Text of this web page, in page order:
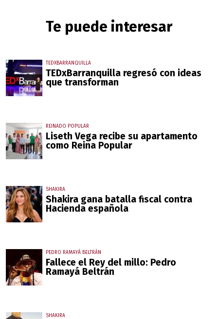
Te puede interesar
TEDXBARRANQUILLA
TEDxBarranquilla regresó con ideas
que transforman
REINADO POPULAR
Liseth Vega recibe su apartamento
como Reina Popular
SHAKIRA
Shakira gana batalla fiscal contra
Hacienda española
PEDRO RAMAYÁ BELTRÁN
Fallece el Rey del millo: Pedro
Ramayá Beltrán
SHAKIRA